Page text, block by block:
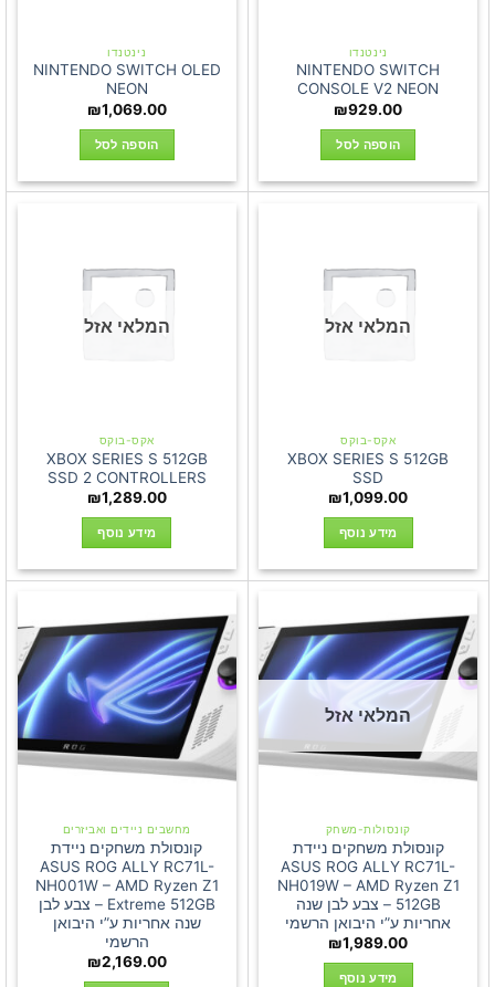
נינטנדו
NINTENDO SWITCH
CONSOLE V2 NEON
₪929.00
הוספה לסל
נינטנדו
NINTENDO SWITCH OLED
NEON
₪1,069.00
הוספה לסל
המלאי אזל
אקס-בוקס
XBOX SERIES S 512GB
SSD
₪1,099.00
מידע נוסף
המלאי אזל
אקס-בוקס
XBOX SERIES S 512GB
SSD 2 CONTROLLERS
₪1,289.00
מידע נוסף
המלאי אזל
קונסולות-משחק
קונסולת משחקים ניידת
ASUS ROG ALLY RC71L-
NH019W – AMD Ryzen Z1
512GB – צבע לבן שנה
אחריות ע”י היבואן הרשמי
₪1,989.00
מידע נוסף
מחשבים ניידים ואביזרים
קונסולת משחקים ניידת
ASUS ROG ALLY RC71L-
NH001W – AMD Ryzen Z1
Extreme 512GB – צבע לבן
שנה אחריות ע”י היבואן
הרשמי
₪2,169.00